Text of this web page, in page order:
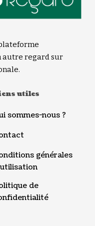
autre regard sur
utiles
sommes-nous ?
générales
de